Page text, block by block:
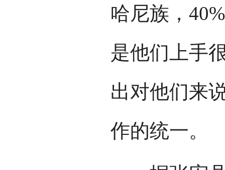
哈尼族，
是他们上手
出对他们来
作的统一。